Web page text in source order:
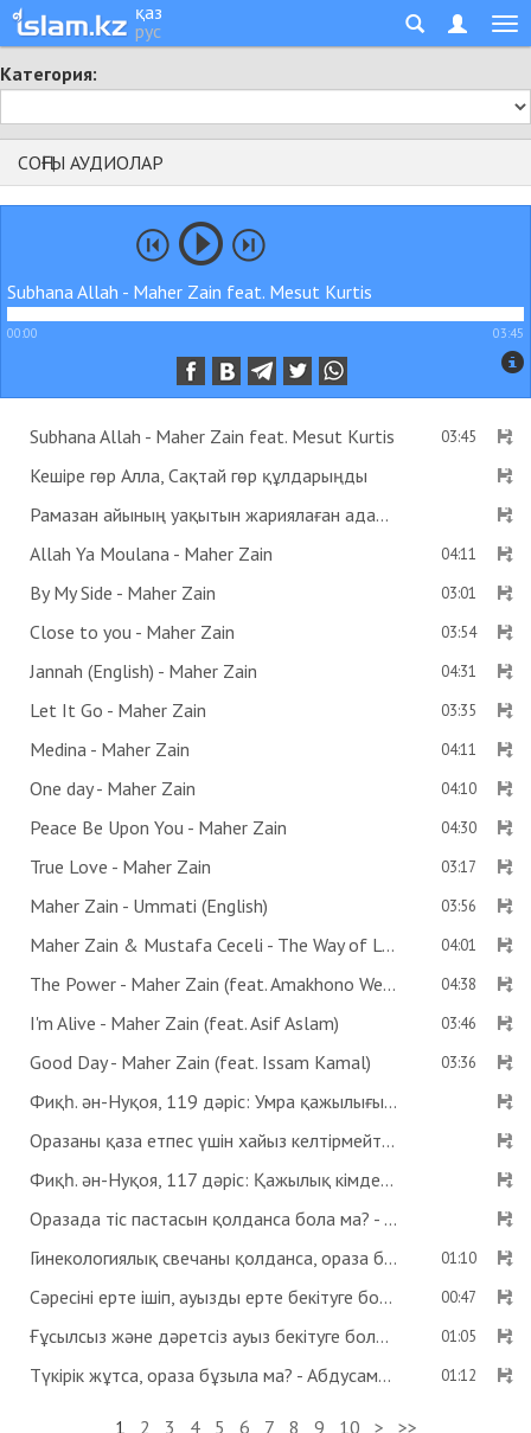
қаз
рус
Категория:
СОҢҒЫ АУДИОЛАР
Subhana Allah - Maher Zain feat. Mesut Kurtis
00:00 03:45
Subhana Allah - Maher Zain feat. Mesut Kurtis 03:45
Кешіре гөр Алла, Сақтай гөр құлдарыңды
Рамазан айының уақытын жариялаған адам пейіштік деген хадис бар ма? - Абдусамат Қасым
Allah Ya Moulana - Maher Zain
04:11
By My Side - Maher Zain 03:01
Close to you - Maher Zain 03:54
Jannah (English) - Maher Zain 04:31
Let It Go - Maher Zain 03:35
Medina - Maher Zain 04:11
One day - Maher Zain 04:10
Peace Be Upon You - Maher Zain 04:30
True Love - Maher Zain 03:17
Maher Zain - Ummati (English) 03:56
Maher Zain & Mustafa Ceceli - The Way of Love 04:01
The Power - Maher Zain (feat. Amakhono We Sintu) 04:38
I'm Alive - Maher Zain (feat. Asif Aslam) 03:46
Good Day - Maher Zain (feat. Issam Kamal) 03:36
Фиқһ. ән-Нуқоя, 119 дәріс: Умра қажылығы - Абдусамат Қасым
Оразаны қаза етпес үшін хайыз келтірмейтін дәрі ішсе бола ма? Көзге дәрі тамызса ораза бұзыла ма? - Абдусамат Қасым
Фиқһ. ән-Нуқоя, 117 дәріс: Қажылық кімдерге парыз? - Абдусамат Қасым
Оразада тіс пастасын қолданса бола ма? - Абдусамат Қасым
Гинекологиялық свечаны қолданса, ораза бұзыла ма? - Абдусамат Қасым
01:10
Сәресіні ерте ішіп, ауызды ерте бекітуге бола ма? - Абдусамат Қасым 00:47
Ғұсылсыз және дәретсіз ауыз бекітуге бола ма? - Абдусамат Қасым 01:05
Түкірік жұтса, ораза бұзыла ма? - Абдусамат Қасым 01:12
1 2 3 4 5 6 7 8 9 10 > >>